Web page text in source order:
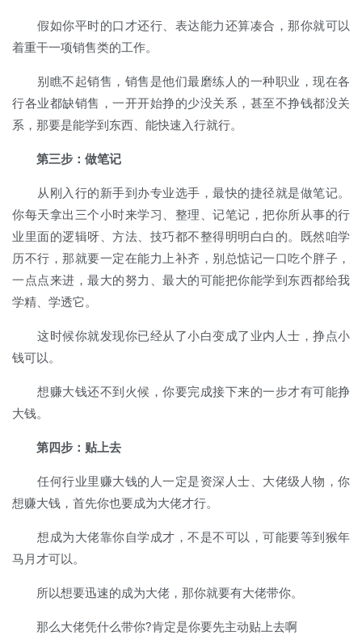
假如你平时的口才还行、表达能力还算凑合，那你就可以
着重干一项销售类的工作。
别瞧不起销售，销售是他们最磨练人的一种职业，现在各
行各业都缺销售，一开开始挣的少没关系，甚至不挣钱都没关
系，那要是能学到东西、能快速入行就行。
第三步：做笔记
从刚入行的新手到办专业选手，最快的捷径就是做笔记。
你每天拿出三个小时来学习、整理、记笔记，把你所从事的行
业里面的逻辑呀、方法、技巧都不整得明明白白的。既然咱学
历不行，那就要一定在能力上补齐，别总惦记一口吃个胖子，
一点点来进，最大的努力、最大的可能把你能学到东西都给我
学精、学透它。
这时候你就发现你已经从了小白变成了业内人士，挣点小
钱可以。
想赚大钱还不到火候，你要完成接下来的一步才有可能挣
大钱。
第四步：贴上去
任何行业里赚大钱的人一定是资深人士、大佬级人物，你
想赚大钱，首先你也要成为大佬才行。
想成为大佬靠你自学成才，不是不可以，可能要等到猴年
马月才可以。
所以想要迅速的成为大佬，那你就要有大佬带你。
那么大佬凭什么带你?肯定是你要先主动贴上去啊